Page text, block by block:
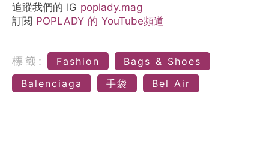
追蹤我們的 IG poplady.mag
訂閱 POPLADY 的 YouTube頻道
標籤: Fashion
Bags & Shoes
Balenciaga
手袋 Bel Air